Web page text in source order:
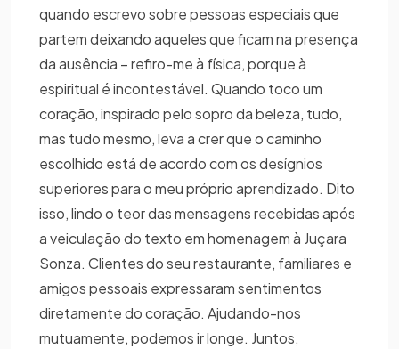
quando escrevo sobre pessoas especiais que
partem deixando aqueles que ficam na presença
da ausência – refiro-me à física, porque à
espiritual é incontestável. Quando toco um
coração, inspirado pelo sopro da beleza, tudo,
mas tudo mesmo, leva a crer que o caminho
escolhido está de acordo com os desígnios
superiores para o meu próprio aprendizado. Dito
isso, lindo o teor das mensagens recebidas após
a veiculação do texto em homenagem à Juçara
Sonza. Clientes do seu restaurante, familiares e
amigos pessoais expressaram sentimentos
diretamente do coração. Ajudando-nos
mutuamente, podemos ir longe. Juntos,